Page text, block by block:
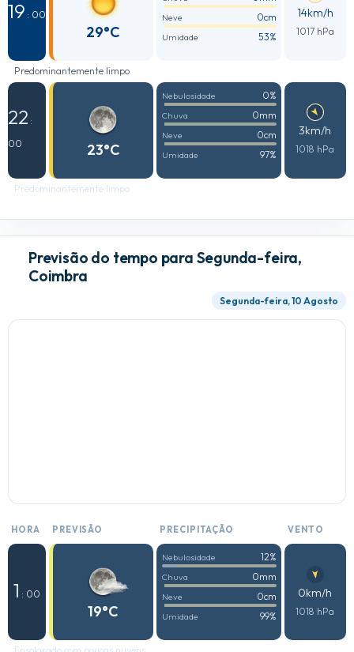
19 : 00
29°C
Neve 0cm
Umidade 53%
14km/h
1017 hPa
Predominantemente limpo
22 :
00
23°C
Nebulosidade 0%
Chuva 0mm
Neve 0cm
Umidade 97%
3km/h
1018 hPa
Predominantemente limpo
Previsão do tempo para Segunda-feira,
Coimbra
Segunda-feira, 10 Agosto
HORA PREVISÃO PRECIPITAÇÃO VENTO
1 : 00
19°C
Nebulosidade 12%
Chuva 0mm
Neve 0cm
Umidade 99%
0km/h
1018 hPa